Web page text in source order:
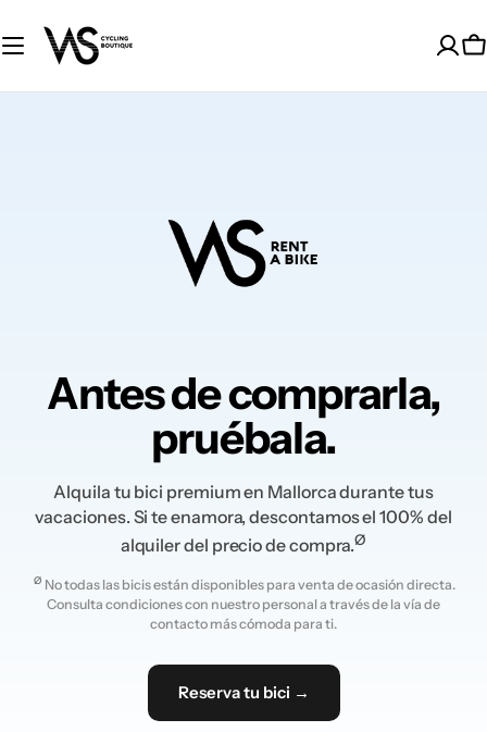
al
contenido
Antes de comprarla,
pruébala.
Alquila tu bici premium en Mallorca durante tus
vacaciones. Si te enamora, descontamos el 100% del
alquiler del precio de compra.Ø
Ø No todas las bicis están disponibles para venta de ocasión directa.
Consulta condiciones con nuestro personal a través de la vía de
contacto más cómoda para ti.
Reserva tu bici →